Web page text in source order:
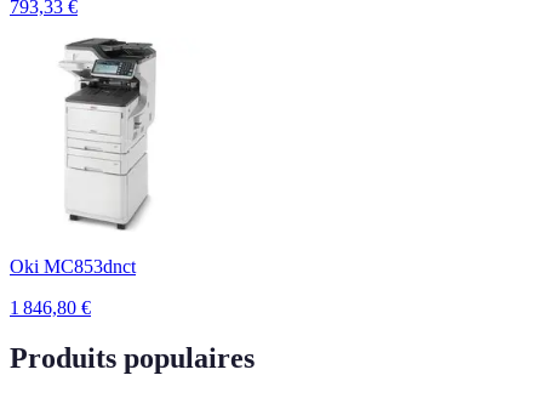
793,33 €
Oki MC853dnct
1 846,80 €
Produits populaires